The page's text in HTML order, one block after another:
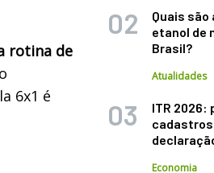
rotina de
6x1 é
Quais são
etanol de
Brasil?
Atualidades
ITR 2026:
cadastros
Economia